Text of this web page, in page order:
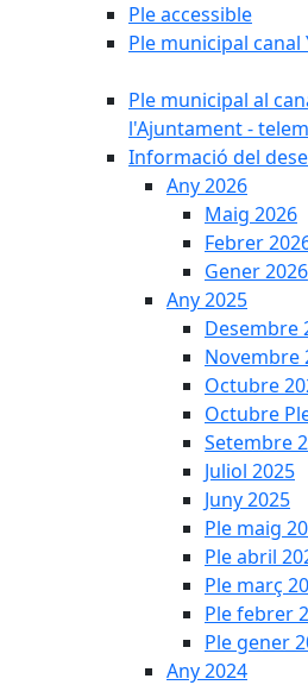
Ple accessible
Ple municipal canal
Ple municipal al
l'Ajuntament -
Informació del
Any 2026
Maig 2026
Febrer
Gener 2026
Any 2025
Desembre
Novembre
Octubre
Octubre
Setembre
Juliol 2025
Juny 2025
Ple maig
Ple abril
Ple març
Ple febrer
Ple gener
Any 2024